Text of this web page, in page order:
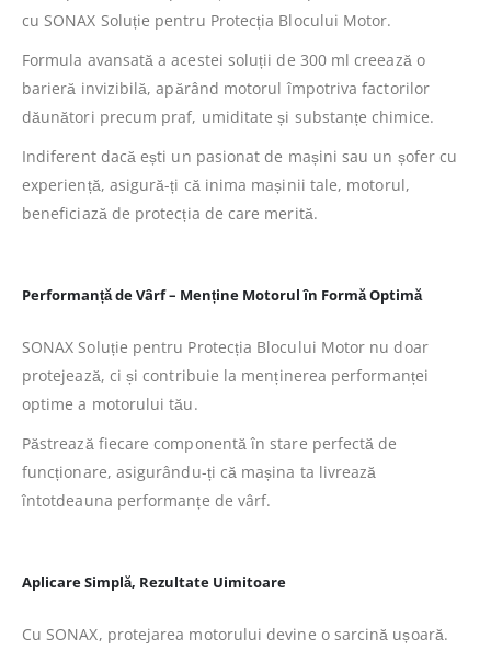
cu SONAX Soluție pentru Protecția Blocului Motor.
Formula avansată a acestei soluții de 300 ml creează o
barieră invizibilă, apărând motorul împotriva factorilor
dăunători precum praf, umiditate și substanțe chimice.
Indiferent dacă ești un pasionat de mașini sau un șofer cu
experiență, asigură-ți că inima mașinii tale, motorul,
beneficiază de protecția de care merită.
Performanță de Vârf – Menține Motorul în Formă Optimă
SONAX Soluție pentru Protecția Blocului Motor nu doar
protejează, ci și contribuie la menținerea performanței
optime a motorului tău.
Păstrează fiecare componentă în stare perfectă de
funcționare, asigurându-ți că mașina ta livrează
întotdeauna performanțe de vârf.
Aplicare Simplă, Rezultate Uimitoare
Cu SONAX, protejarea motorului devine o sarcină ușoară.